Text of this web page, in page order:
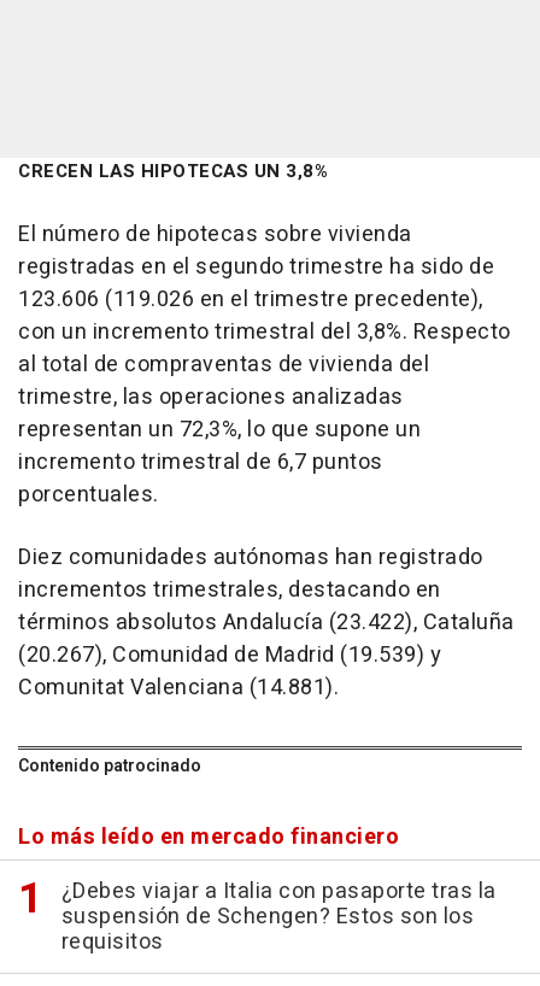
CRECEN LAS HIPOTECAS UN 3,8%
El número de hipotecas sobre vivienda
registradas en el segundo trimestre ha sido de
123.606 (119.026 en el trimestre precedente),
con un incremento trimestral del 3,8%. Respecto
al total de compraventas de vivienda del
trimestre, las operaciones analizadas
representan un 72,3%, lo que supone un
incremento trimestral de 6,7 puntos
porcentuales.
Diez comunidades autónomas han registrado
incrementos trimestrales, destacando en
términos absolutos Andalucía (23.422), Cataluña
(20.267), Comunidad de Madrid (19.539) y
Comunitat Valenciana (14.881).
Contenido patrocinado
Lo más leído en mercado financiero
¿Debes viajar a Italia con pasaporte tras la
suspensión de Schengen? Estos son los
requisitos